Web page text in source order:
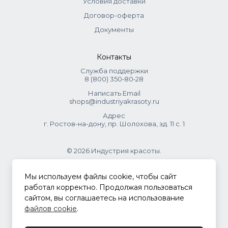
Поэтому на упаковке может быть написано «блонд»,
даже если по нашему привычному пониманию это тёмно-
русый, русый или светло-русый цвет. Это не ошибка, а
Договор-оферта
Документы
Контакты
Служба поддержки
8 (800) 350‑80‑28
Написать Email
shops@industriyakrasoty.ru
Адрес
г. Ростов-на-дону, пр. Шолохова, зд. 11 с. 1
© 2026 Индустрия красоты.
.
Политика конфиденциальности
Мы используем файлы cookie, чтобы сайт
работал корректно. Продолжая пользоваться
сайтом, вы соглашаетесь на использование
файлов cookie.